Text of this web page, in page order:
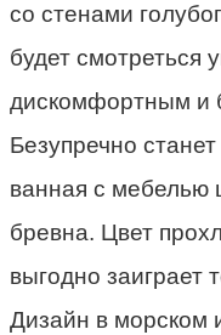
со стенами
будет смотреться
дискомфортным и
Безупречно
ванная с мебелью
бревна. Цвет
выгодно заиграет
Дизайн в морском